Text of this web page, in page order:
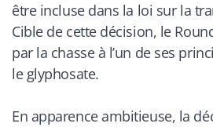
être incluse dans la loi sur la
Cible de cette décision, le
par la chasse à l’un de ses
le glyphosate.
En apparence ambitieuse, la